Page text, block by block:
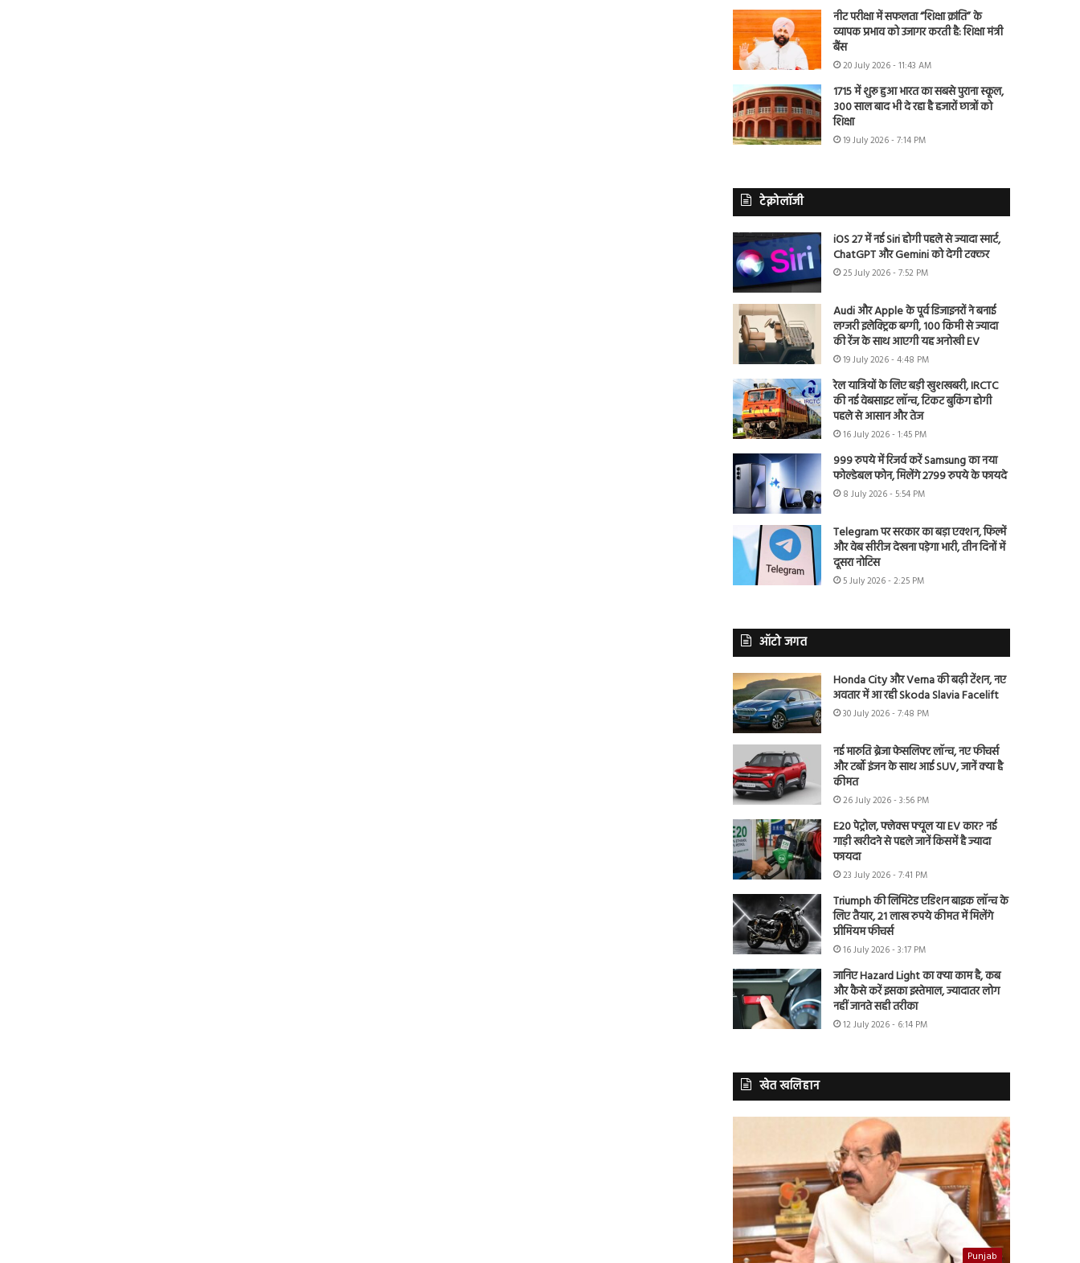
नीट परीक्षा में सफलता “शिक्षा क्रांति” के
व्यापक प्रभाव को उजागर करती है: शिक्षा मंत्री
बैंस
20 July 2026 - 11:43 AM
1715 में शुरू हुआ भारत का सबसे पुराना स्कूल,
300 साल बाद भी दे रहा है हजारों छात्रों को
शिक्षा
19 July 2026 - 7:14 PM
टेक्नोलॉजी
iOS 27 में नई Siri होगी पहले से ज्यादा स्मार्ट,
ChatGPT और Gemini को देगी टक्कर
25 July 2026 - 7:52 PM
Audi और Apple के पूर्व डिजाइनरों ने बनाई
लग्जरी इलेक्ट्रिक बग्गी, 100 किमी से ज्यादा
की रेंज के साथ आएगी यह अनोखी EV
19 July 2026 - 4:48 PM
रेल यात्रियों के लिए बड़ी खुशखबरी, IRCTC
की नई वेबसाइट लॉन्च, टिकट बुकिंग होगी
पहले से आसान और तेज
16 July 2026 - 1:45 PM
999 रुपये में रिजर्व करें Samsung का नया
फोल्डेबल फोन, मिलेंगे 2799 रुपये के फायदे
8 July 2026 - 5:54 PM
Telegram पर सरकार का बड़ा एक्शन, फिल्में
और वेब सीरीज देखना पड़ेगा भारी, तीन दिनों में
दूसरा नोटिस
5 July 2026 - 2:25 PM
ऑटो जगत
Honda City और Verna की बढ़ी टेंशन, नए
अवतार में आ रही Skoda Slavia Facelift
30 July 2026 - 7:48 PM
नई मारुति ब्रेजा फेसलिफ्ट लॉन्च, नए फीचर्स
और टर्बो इंजन के साथ आई SUV, जानें क्या है
कीमत
26 July 2026 - 3:56 PM
E20 पेट्रोल, फ्लेक्स फ्यूल या EV कार? नई
गाड़ी खरीदने से पहले जानें किसमें है ज्यादा
फायदा
23 July 2026 - 7:41 PM
Triumph की लिमिटेड एडिशन बाइक लॉन्च के
लिए तैयार, 21 लाख रुपये कीमत में मिलेंगे
प्रीमियम फीचर्स
16 July 2026 - 3:17 PM
जानिए Hazard Light का क्या काम है, कब
और कैसे करें इसका इस्तेमाल, ज्यादातर लोग
नहीं जानते सही तरीका
12 July 2026 - 6:14 PM
खेत खलिहान
Punjab